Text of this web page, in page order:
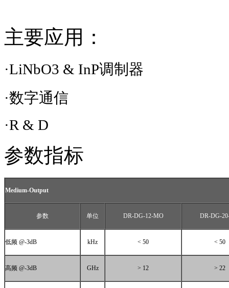
主要应用：
·LiNbO3 & InP调制器
·数字通信
·R & D
参数指标
Medium-Output
参数 单位 DR-DG-12-MO DR-DG-
低频 @-3dB kHz < 50 < 50
高频 @-3dB GHz > 12 > 22